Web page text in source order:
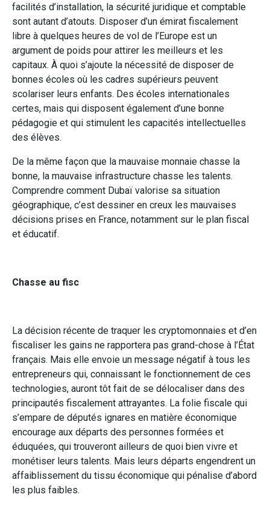
facilités d’installation, la sécurité juridique et comptable
sont autant d’atouts. Disposer d’un émirat fiscalement
libre à quelques heures de vol de l’Europe est un
argument de poids pour attirer les meilleurs et les
capitaux. À quoi s’ajoute la nécessité de disposer de
bonnes écoles où les cadres supérieurs peuvent
scolariser leurs enfants. Des écoles internationales
certes, mais qui disposent également d’une bonne
pédagogie et qui stimulent les capacités intellectuelles
des élèves.
De la même façon que la mauvaise monnaie chasse la
bonne, la mauvaise infrastructure chasse les talents.
Comprendre comment Dubaï valorise sa situation
géographique, c’est dessiner en creux les mauvaises
décisions prises en France, notamment sur le plan fiscal
et éducatif.
Chasse au fisc
La décision récente de traquer les cryptomonnaies et d’en
fiscaliser les gains ne rapportera pas grand-chose à l’État
français. Mais elle envoie un message négatif à tous les
entrepreneurs qui, connaissant le fonctionnement de ces
technologies, auront tôt fait de se délocaliser dans des
principautés fiscalement attrayantes. La folie fiscale qui
s’empare de députés ignares en matière économique
encourage aux départs des personnes formées et
éduquées, qui trouveront ailleurs de quoi bien vivre et
monétiser leurs talents. Mais leurs départs engendrent un
affaiblissement du tissu économique qui pénalise d’abord
les plus faibles.